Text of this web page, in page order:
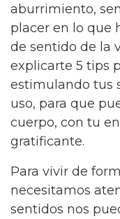
aburrimiento,
placer en lo que
de sentido de la
explicarte 5 tips
estimulando tus
uso, para que
cuerpo, con tu
gratificante.
Para vivir de
necesitamos
sentidos nos